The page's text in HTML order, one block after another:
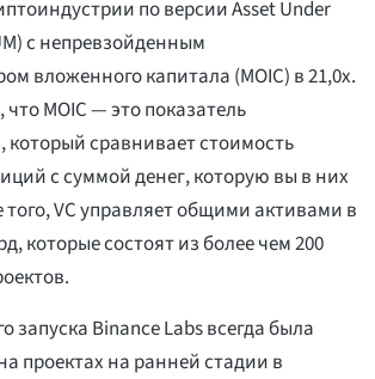
по версии Asset Under
с непревзойденным
вложенного капитала (MOIC) в 21,0x.
MOIC — это показатель
сравнивает стоимость
с суммой денег, которую вы в них
VC управляет общими активами в
которые состоят из более чем 200
запуска Binance Labs всегда была
проектах на ранней стадии в